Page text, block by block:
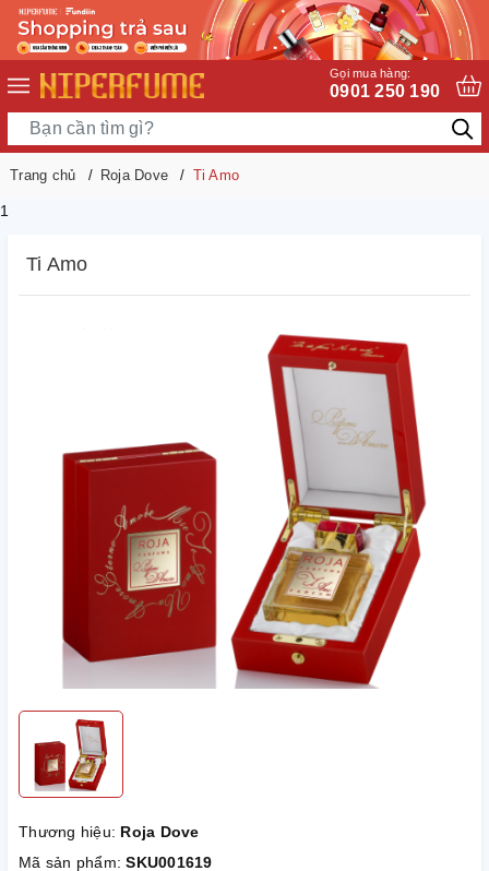
Gọi mua hàng:
0901 250 190
Trang chủ Roja Dove Ti Amo
1
Ti Amo
Thương hiệu: Roja Dove
Mã sản phẩm:SKU001619